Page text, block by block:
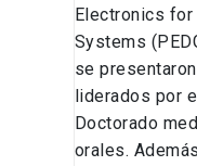
Electronics
Systems
se
liderados por
Doctorado
orales.